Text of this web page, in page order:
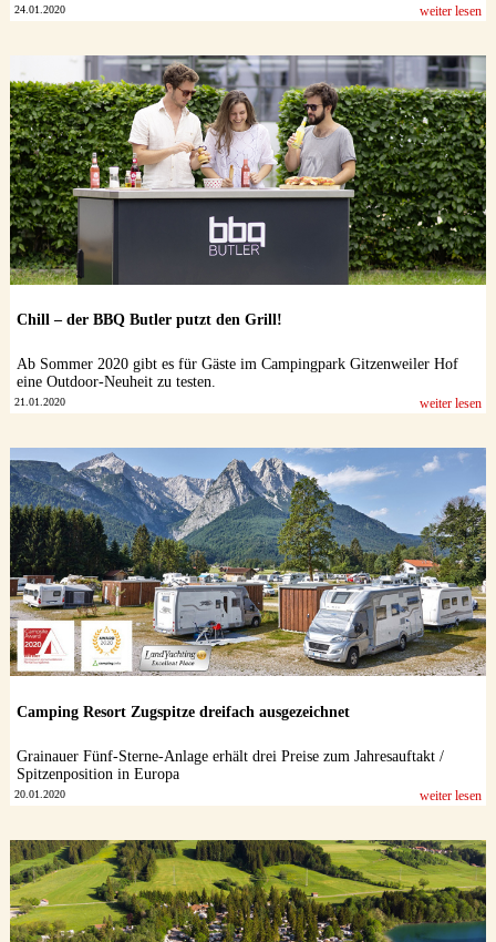
24.01.2020 weiter lesen
Chill – der BBQ Butler putzt den Grill!
Ab Sommer 2020 gibt es für Gäste im Campingpark Gitzenweiler Hof
eine Outdoor-Neuheit zu testen.
21.01.2020 weiter lesen
Camping Resort Zugspitze dreifach ausgezeichnet
Grainauer Fünf-Sterne-Anlage erhält drei Preise zum Jahresauftakt /
Spitzenposition in Europa
20.01.2020 weiter lesen